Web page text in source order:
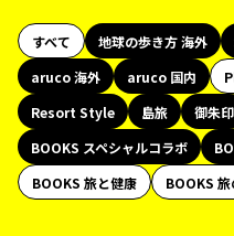
すべて 地球の歩き方 海外
aruco 海外
aruco 国内
Resort Style
島旅 御朱印
BOOKS スペシャルコラボ
BOOKS 旅と健康
BOOKS